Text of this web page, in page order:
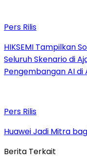
Pers Rilis
HIKSEMI Tampilkan
Seluruh Skenario di
Pengembangan AI di
Pers Rilis
Huawei Jadi Mitra
Berita Terkait